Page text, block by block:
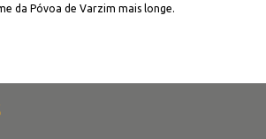
da Póvoa de Varzim mais longe.